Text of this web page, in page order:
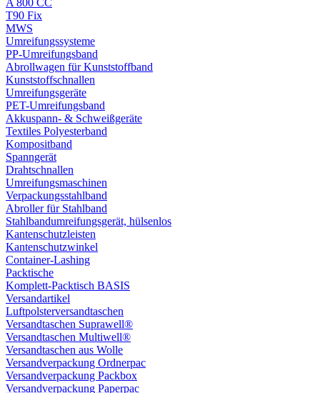
A 800 CC
T90 Fix
MWS
Umreifungssysteme
PP-Umreifungsband
Abrollwagen für Kunststoffband
Kunststoffschnallen
Umreifungsgeräte
PET-Umreifungsband
Akkuspann- & Schweißgeräte
Textiles Polyesterband
Kompositband
Spanngerät
Drahtschnallen
Umreifungsmaschinen
Verpackungsstahlband
Abroller für Stahlband
Stahlbandumreifungsgerät, hülsenlos
Kantenschutzleisten
Kantenschutzwinkel
Container-Lashing
Packtische
Komplett-Packtisch BASIS
Versandartikel
Luftpolsterversandtaschen
Versandtaschen Suprawell®
Versandtaschen Multiwell®
Versandtaschen aus Wolle
Versandverpackung Ordnerpac
Versandverpackung Packbox
Versandverpackung Paperpac